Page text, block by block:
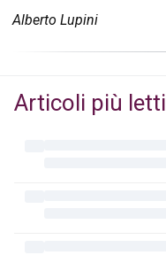
Alberto Lupini
Articoli più letti